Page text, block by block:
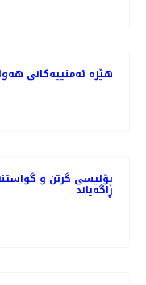
هێزە ئەمنییەكانی
پۆلیسی گرتن و
ڕاگەیاند